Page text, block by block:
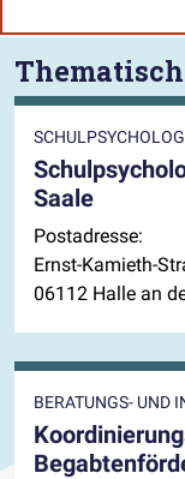
Saale
Postadresse:
Ernst-Kamieth-
06112 Halle an
BERATUNGS- UND